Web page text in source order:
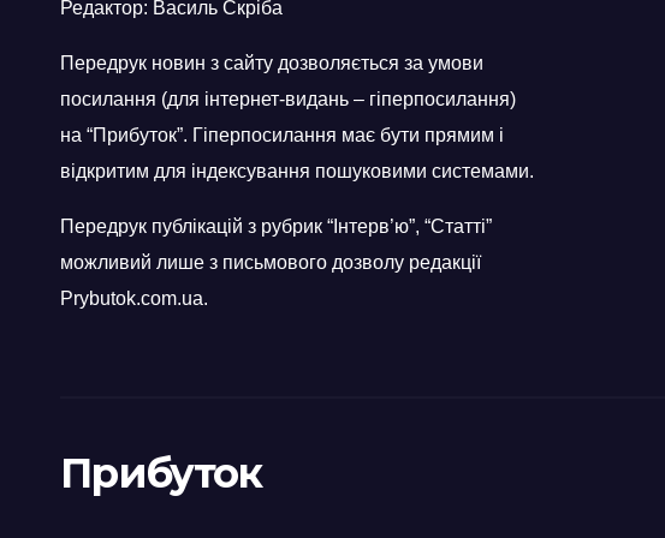
Редактор: Василь Скріба
Передрук новин з сайту дозволяється за умови
посилання (для інтернет-видань – гіперпосилання)
на “Прибуток”. Гіперпосилання має бути прямим і
відкритим для індексування пошуковими системами.
Передрук публікацій з рубрик “Інтерв’ю”, “Статті”
можливий лише з письмового дозволу редакції
Prybutok.com.ua.
Прибуток